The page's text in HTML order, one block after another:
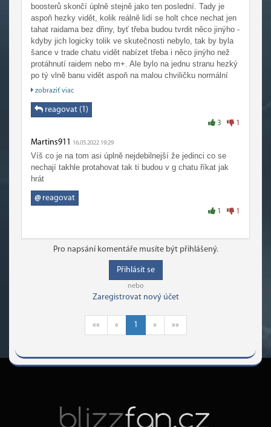
boosterů skončí úplně stejně jako ten poslední. Tady je
aspoň hezky vidět, kolik reálně lidí se holt chce nechat jen
tahat raidama bez dřiny, byť třeba budou tvrdit něco jinýho -
kdyby jich logicky tolik ve skutečnosti nebylo, tak by byla
šance v trade chatu vidět nabízet třeba i něco jinýho než
protáhnutí raidem nebo m+. Ale bylo na jednu stranu hezký
po tý vlně banu vidět aspoň na malou chviličku normální
trade chat a v LFG reálný grupy na raid bez nabízení
nevedlo, ale snaha byla aspoň dobrá...
zobraziť viac
reagovat (1)
3 1
Martins911 16.05.2022 19:29
Víš co je na tom asi úplně nejdebilnejší že jedinci co se
nechají takhle protahovat tak ti budou v g chatu říkat jak
hrát
@reagovat
1 1
Pro napsání komentáře musíte být přihlášený.
Přihlásit se
nebo
Zaregistrovat nový účet
«« « 1 » »»